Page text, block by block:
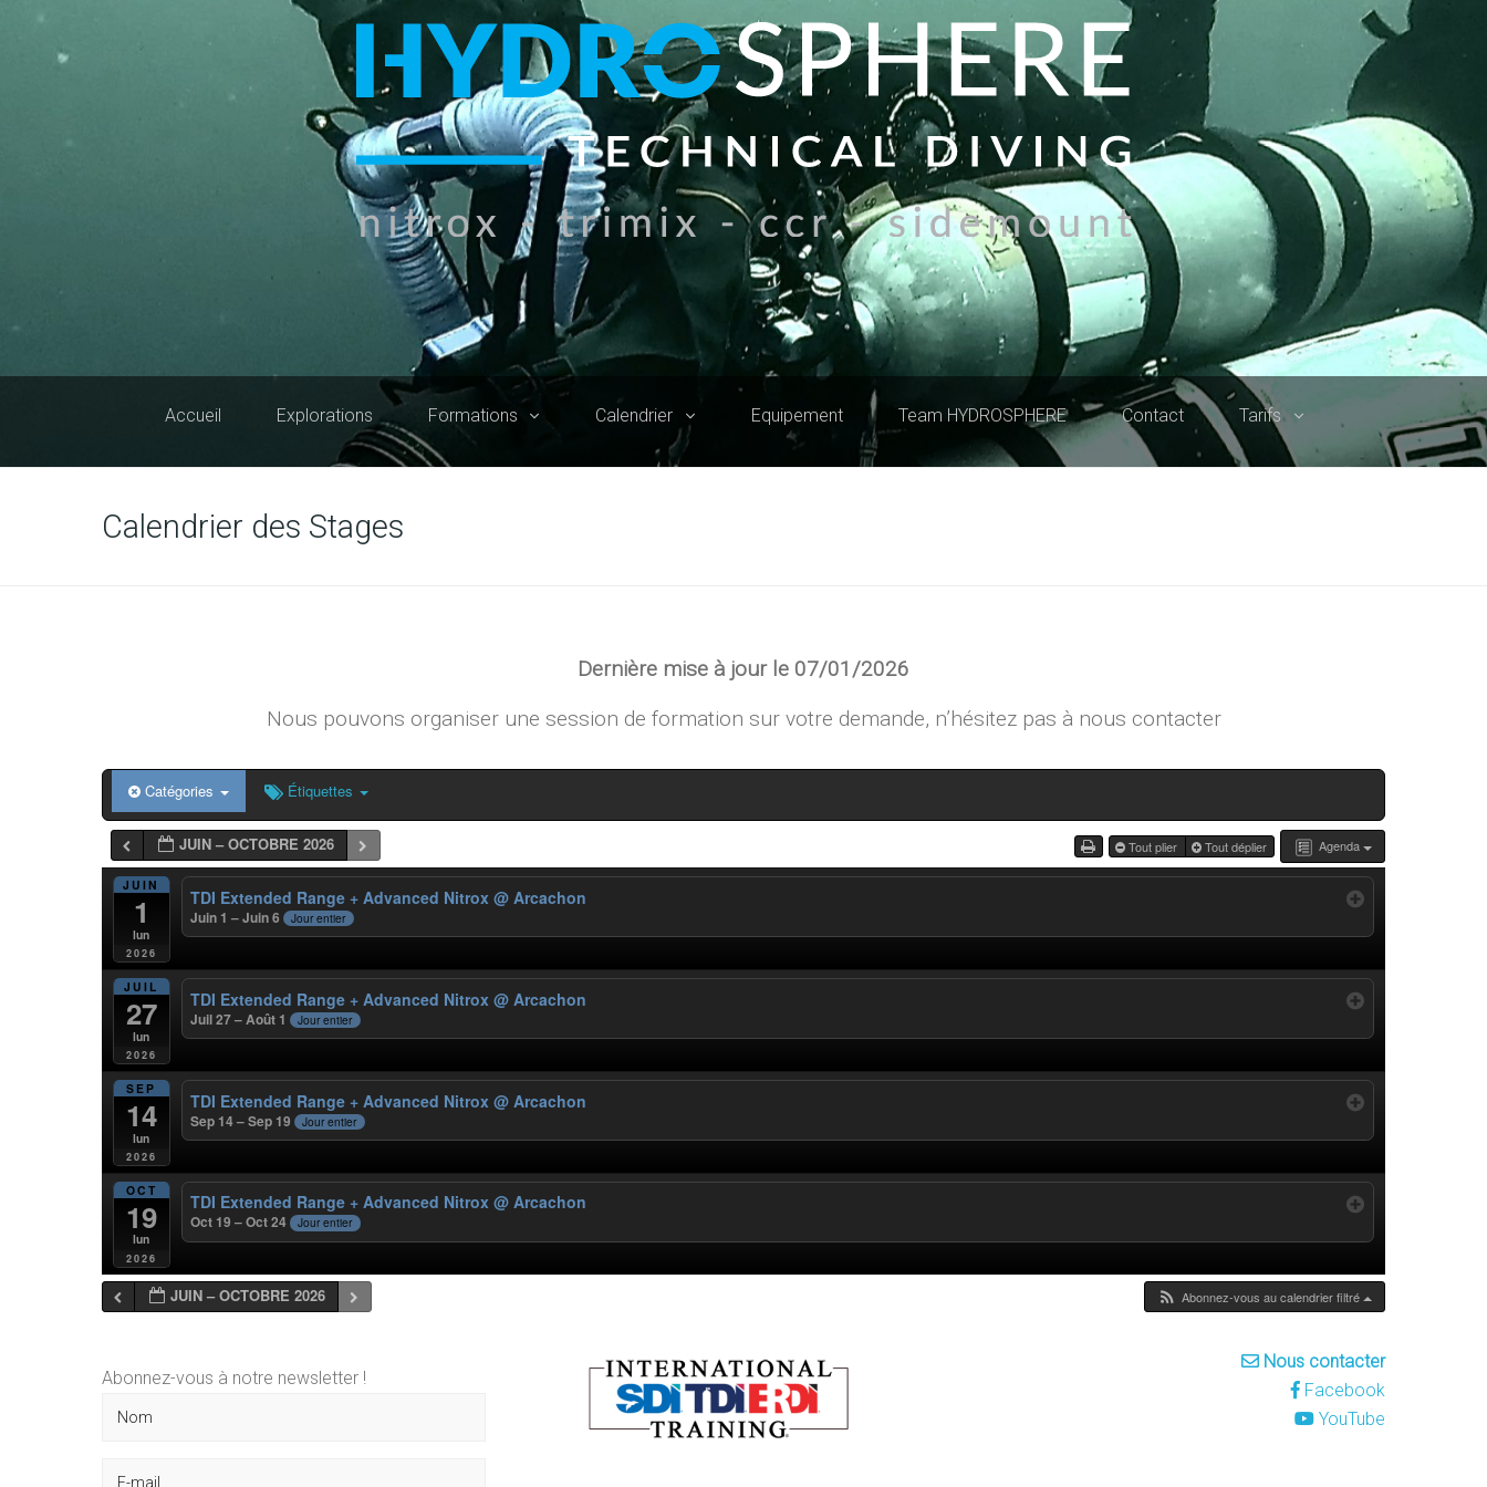
Accueil Explorations Formations Calendrier Equipement Team HYDROSPHERE Contact Tarifs
Calendrier des Stages
Dernière mise à jour le 07/01/2026
Nous pouvons organiser une session de formation sur votre demande, n’hésitez pas à nous contacter
Catégories Étiquettes
Agenda
JUIN – OCTOBRE 2026 Tout plier Tout déplier
JUIN
1
lun
2026
TDI Extended Range + Advanced Nitrox@ Arcachon
Juin 1 – Juin 6 Jour entier
JUIL
27
lun
2026
TDI Extended Range + Advanced Nitrox@ Arcachon
Juil 27 – Août 1 Jour entier
SEP
14
lun
2026
TDI Extended Range + Advanced Nitrox@ Arcachon
Sep 14 – Sep 19 Jour entier
OCT
19
lun
2026
TDI Extended Range + Advanced Nitrox@ Arcachon
Oct 19 – Oct 24 Jour entier
JUIN – OCTOBRE 2026 Abonnez-vous au calendrier filtré
Abonnez-vous à notre newsletter !
Nous contacter
Facebook
YouTube